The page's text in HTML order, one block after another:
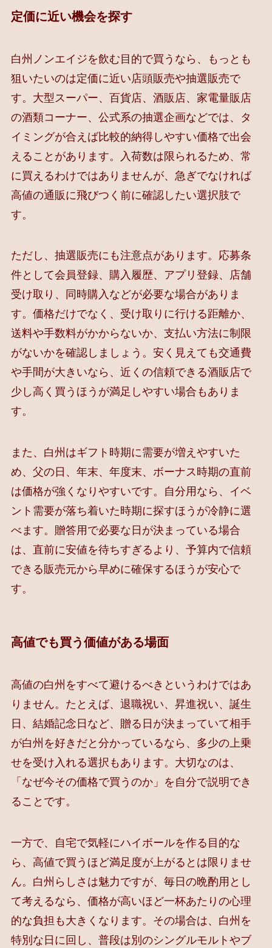
定価に近い機会を探す
白州ノンエイジを飲む目的で買うなら、もっとも
狙いたいのは定価に近い店頭販売や抽選販売で
す。大型スーパー、百貨店、酒販店、家電量販店
の酒類コーナー、公式系の抽選企画などでは、タ
イミングが合えば比較的納得しやすい価格で出会
えることがあります。入荷数は限られるため、常
に買えるわけではありませんが、急ぎでなければ
高値の通販に飛びつく前に確認したい選択肢で
す。
ただし、抽選販売にも注意点があります。応募条
件として会員登録、購入履歴、アプリ登録、店舗
受け取り、同時購入などが必要な場合がありま
す。価格だけでなく、受け取りに行ける距離か、
送料や手数料がかからないか、支払い方法に制限
がないかを確認しましょう。安く見えても交通費
や手間が大きいなら、近くの信頼できる酒販店で
少し高く買うほうが満足しやすい場合もありま
す。
また、白州はギフト時期に需要が増えやすいた
め、父の日、年末、年度末、ボーナス時期の直前
は価格が強くなりやすいです。自分用なら、イベ
ント需要が落ち着いた時期に探すほうが冷静に選
べます。贈答用で必要な日が決まっている場合
は、直前に安値を待ちすぎるより、予算内で信頼
できる販売元から早めに確保するほうが安心で
す。
高値でも買う価値がある場面
高値の白州をすべて避けるべきというわけではあ
りません。たとえば、退職祝い、昇進祝い、誕生
日、結婚記念日など、贈る日が決まっていて相手
が白州を好きだと分かっているなら、多少の上乗
せを受け入れる選択もあります。大切なのは、
「なぜ今その価格で買うのか」を自分で説明でき
ることです。
一方で、自宅で気軽にハイボールを作る目的な
ら、高値で買うほど満足度が上がるとは限りませ
ん。白州らしさは魅力ですが、毎日の晩酌用とし
て考えるなら、価格が高いほど一杯あたりの心理
的な負担も大きくなります。その場合は、白州を
特別な日に回し、普段は別のシングルモルトやブ